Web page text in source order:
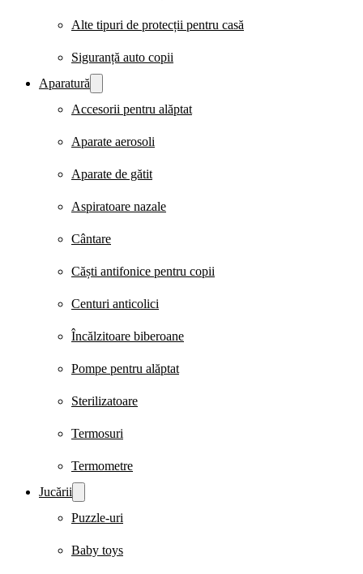
Alte tipuri de protecții pentru casă
Siguranță auto copii
Aparatură
Accesorii pentru alăptat
Aparate aerosoli
Aparate de gătit
Aspiratoare nazale
Cântare
Căști antifonice pentru copii
Centuri anticolici
Încălzitoare biberoane
Pompe pentru alăptat
Sterilizatoare
Termosuri
Termometre
Jucării
Puzzle-uri
Baby toys